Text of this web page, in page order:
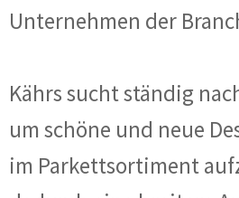
Unternehmen der
Kährs sucht ständig
um schöne und neue
im Parkettsortiment